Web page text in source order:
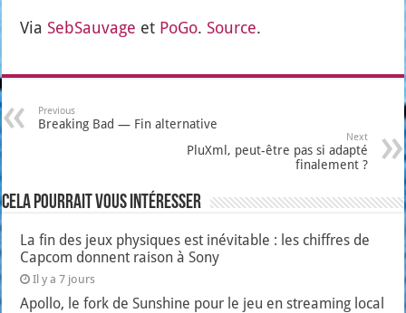
Via Seb­Sau­vage et PoGo. Source.
Previous
Breaking Bad — Fin alternative
Next
PluXml, peut-être pas si adapté
finalement ?
Cela pourrait vous intéresser
La fin des jeux physiques est inévitable : les chiffres de
Capcom donnent raison à Sony
Il y a 7 jours
Apollo, le fork de Sunshine pour le jeu en streaming local